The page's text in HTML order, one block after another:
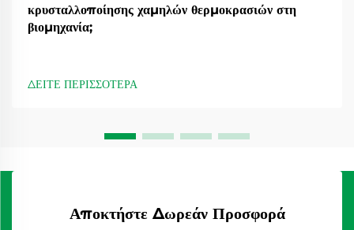
κρυσταλλοποίησης χαμηλών θερμοκρασιών στη
βιομηχανία;
ΔΕΙΤΕ ΠΕΡΙΣΣΟΤΕΡΑ
Αποκτήστε Δωρεάν Προσφορά